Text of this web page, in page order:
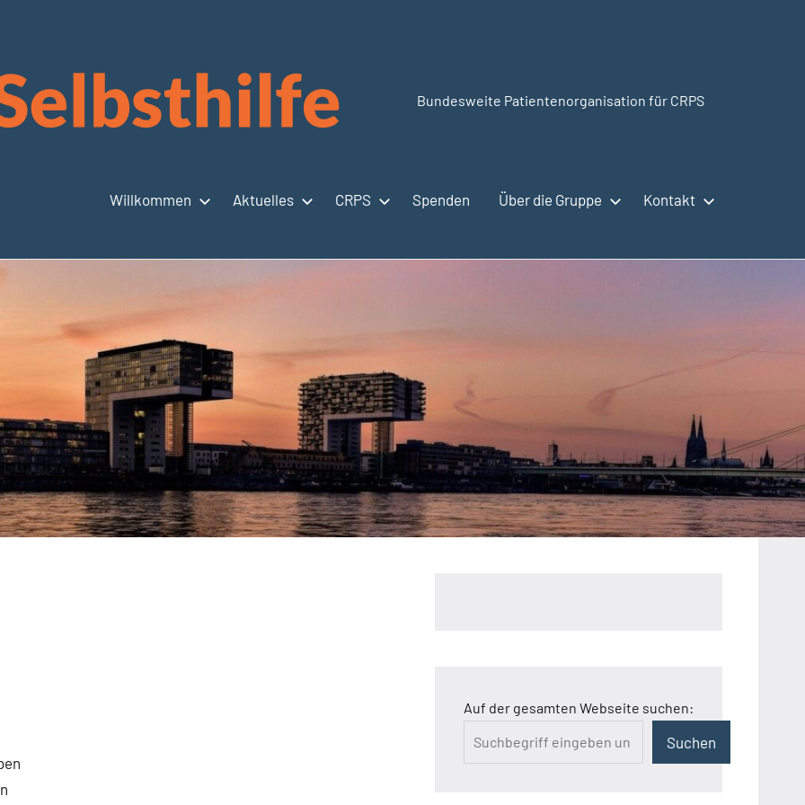
CRPSSelbsthilfe.org
Bundesweite Patientenorganisation für CRPS
Willkommen Aktuelles CRPS Spenden Über die Gruppe Kontakt
Auf der gesamten Webseite suchen:
Suchen